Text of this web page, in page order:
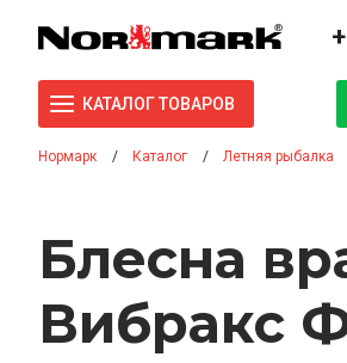
КАТАЛОГ ТОВАРОВ
Нормарк Каталог Летняя рыбалка
Блесна
Вибракс